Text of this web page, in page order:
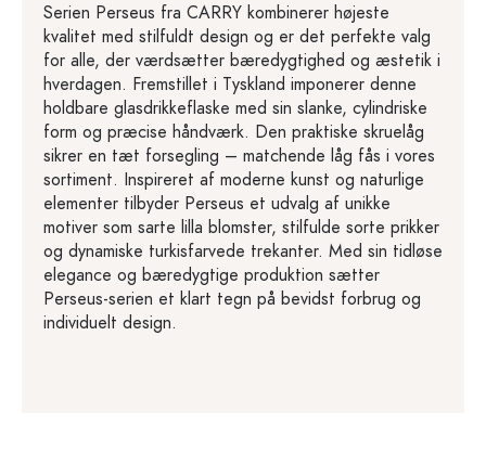
Serien Perseus fra CARRY kombinerer højeste
kvalitet med stilfuldt design og er det perfekte valg
for alle, der værdsætter bæredygtighed og æstetik i
hverdagen. Fremstillet i Tyskland imponerer denne
holdbare glasdrikkeflaske med sin slanke, cylindriske
form og præcise håndværk. Den praktiske skruelåg
sikrer en tæt forsegling – matchende låg fås i vores
sortiment. Inspireret af moderne kunst og naturlige
elementer tilbyder Perseus et udvalg af unikke
motiver som sarte lilla blomster, stilfulde sorte prikker
og dynamiske turkisfarvede trekanter. Med sin tidløse
elegance og bæredygtige produktion sætter
Perseus-serien et klart tegn på bevidst forbrug og
individuelt design.